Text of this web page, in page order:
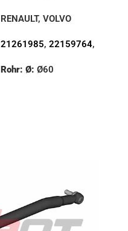
RENAULT, VOLVO
21261985, 22159764,
7422159764
Rohr: Ø: Ø60